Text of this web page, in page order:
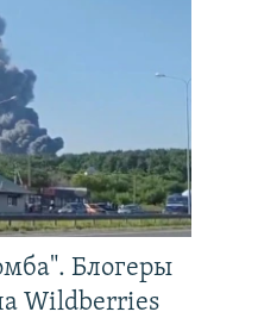
Блогеры
Wildberries